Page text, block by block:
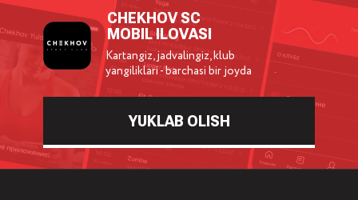
CHEKHOV SC
MOBIL ILOVASI
Kartangiz, jadvalingiz, klub
yangiliklari - barchasi bir joyda
YUKLAB OLISH